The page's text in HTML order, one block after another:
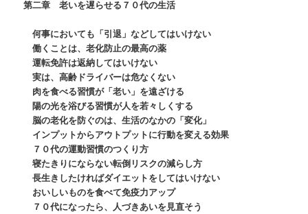
第二章 老いを遅らせる７０代の生活
何事においても「引退」などしてはいけない
働くことは、老化防止の最高の薬
運転免許は返納してはいけない
実は、高齢ドライバーは危なくない
肉を食べる習慣が「老い」を遠ざける
陽の光を浴びる習慣が人を若々しくする
脳の老化を防ぐのは、生活のなかの「変化」
インプットからアウトプットに行動を変える効果
７０代の運動習慣のつくり方
寝たきりにならない転倒リスクの減らし方
長生きしたければダイエットをしてはいけない
おいしいものを食べて免疫力アップ
７０代になったら、人づきあいを見直そう